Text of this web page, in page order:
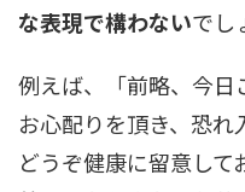
な表現で構わないでし
例えば、「前略、今日
お心配りを頂き、恐れ
どうぞ健康に留意し